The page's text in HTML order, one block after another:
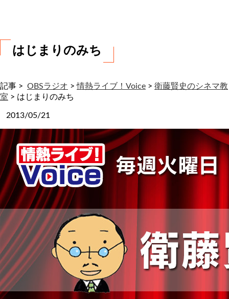
はじまりのみち
記事 > OBSラジオ >情熱ライブ！Voice > 衛藤賢史のシネマ教
室 > はじまりのみち
2013/05/21